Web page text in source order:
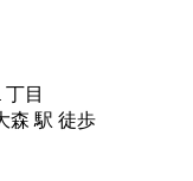
目
徒歩